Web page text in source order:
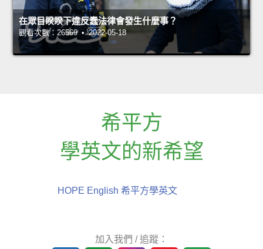
在眾目睽睽下違反蠢法律會發生什麼事？
觀看次數：26569 • 2022-05-18
希平方
學英文的新希望
HOPE English 希平方學英文
加入我們 / 追蹤：